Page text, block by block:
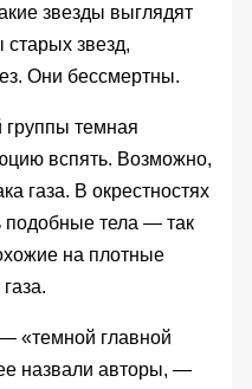
звезды выглядят
звезд,
Они бессмертны.
группы темная
вспять. Возможно,
газа. В окрестностях
подобные тела — так
на плотные
«темной главной
назвали авторы, —